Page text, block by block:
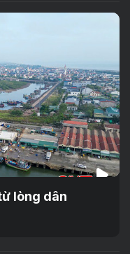
lòng dân